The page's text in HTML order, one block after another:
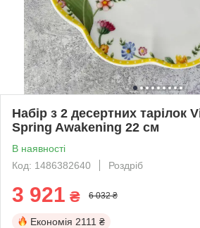
Набір з 2 десертних тарілок
Spring Awakening 22 см
В наявності
Код: 1486382640
Роздріб
3 921 ₴ 6 032 ₴
Економія 2111 ₴